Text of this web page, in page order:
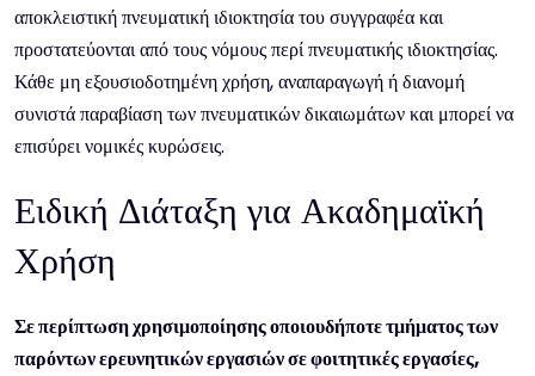
αποκλειστική πνευματική ιδιοκτησία του συγγραφέα και
προστατεύονται από τους νόμους περί πνευματικής ιδιοκτησίας.
Κάθε μη εξουσιοδοτημένη χρήση, αναπαραγωγή ή διανομή
συνιστά παραβίαση των πνευματικών δικαιωμάτων και μπορεί να
επισύρει νομικές κυρώσεις.
Ειδική Διάταξη για Ακαδημαϊκή
Χρήση
Σε περίπτωση χρησιμοποίησης οποιουδήποτε τμήματος των
παρόντων ερευνητικών εργασιών σε φοιτητικές εργασίες,